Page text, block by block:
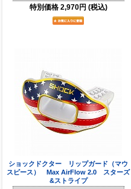
特別価格 2,970円 (税込)
ショックドクター リップガード（マウ
スピース） Max AirFlow 2.0 スターズ
&ストライプ